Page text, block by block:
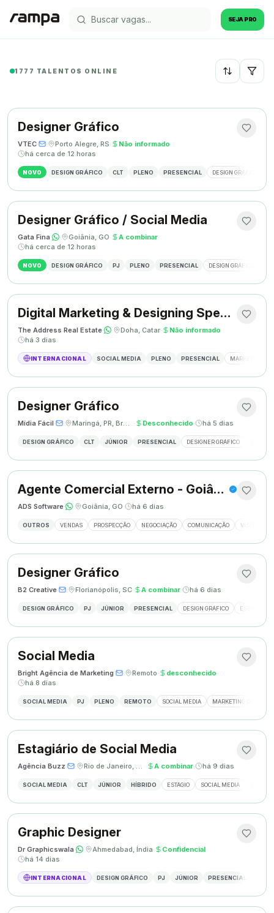
SEJA PRO
1777 TALENTOS ONLINE Recentes
Designer Gráfico
VTEC· · Porto Alegre, RS· Não informado·
há cerca de 12 horas
NOVO DESIGN GRÁFICO CLT PLENO PRESENCIAL DESIGN GRÁFICO
Designer Gráfico / Social Media
Gata Fina· · Goiânia, GO· A combinar·
há cerca de 12 horas
NOVO DESIGN GRÁFICO PJ PLENO PRESENCIAL DESIGN GRÁFICO
Digital Marketing & Designing Specialist
The Address Real Estate· · Doha, Catar· Não informado·
há 3 dias
INTERNACIONAL SOCIAL MEDIA PLENO PRESENCIAL MARKETING
Designer Gráfico
Mídia Fácil· · Maringá, PR, Brasil · Desconhecido· há 5 dias
DESIGN GRÁFICO CLT JÚNIOR PRESENCIAL DESIGNER GRÁFICO
Agente Comercial Externo - Goiânia
ADS Software· · Goiânia, GO· há 6 dias
OUTROS VENDAS PROSPECÇÃO NEGOCIAÇÃO COMUNICAÇÃO VISITAS
Designer Gráfico
B2 Creative· · Florianópolis, SC· A combinar· há 6 dias
DESIGN GRÁFICO PJ JÚNIOR PRESENCIAL DESIGN GRÁFICO ESTÁGIO
Social Media
Bright Agência de Marketing· · Remoto· desconhecido·
há 8 dias
SOCIAL MEDIA PJ PLENO REMOTO SOCIAL MEDIA MARKETING DIGITAL
Estagiário de Social Media
Agência Buzz· · Rio de Janeiro, Brasil · A combinar· há 9 dias
SOCIAL MEDIA CLT JÚNIOR HÍBRIDO ESTÁGIO SOCIAL MEDIA
Graphic Designer
Dr Graphicswala· · Ahmedabad, Índia· Confidencial·
há 14 dias
INTERNACIONAL DESIGN GRÁFICO PJ JÚNIOR PRESENCIAL